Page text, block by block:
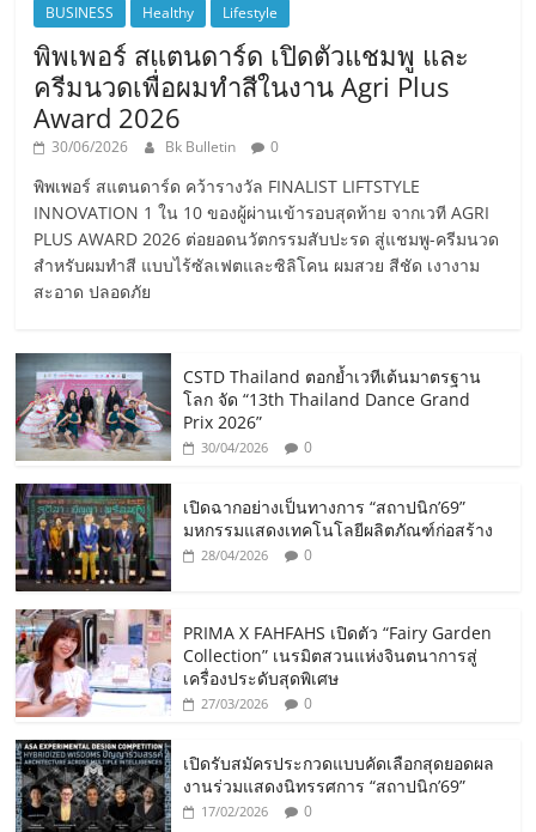
BUSINESS Healthy Lifestyle
พิพเพอร์ สแตนดาร์ด เปิดตัวแชมพู และ
ครีมนวดเพื่อผมทำสีในงาน Agri Plus
Award 2026
30/06/2026 Bk Bulletin 0
พิพเพอร์ สแตนดาร์ด คว้ารางวัล FINALIST LIFTSTYLE
INNOVATION 1 ใน 10 ของผู้ผ่านเข้ารอบสุดท้าย จากเวที AGRI
PLUS AWARD 2026 ต่อยอดนวัตกรรมสับปะรด สู่แชมพู-ครีมนวด
สำหรับผมทำสี แบบไร้ซัลเฟตและซิลิโคน ผมสวย สีชัด เงางาม
สะอาด ปลอดภัย
CSTD Thailand ตอกย้ำเวทีเต้นมาตรฐาน
โลก จัด “13th Thailand Dance Grand
Prix 2026”
30/04/2026 0
เปิดฉากอย่างเป็นทางการ “สถาปนิก’69”
มหกรรมแสดงเทคโนโลยีผลิตภัณฑ์ก่อสร้าง
28/04/2026 0
PRIMA X FAHFAHS เปิดตัว “Fairy Garden
Collection” เนรมิตสวนแห่งจินตนาการสู่
เครื่องประดับสุดพิเศษ
27/03/2026 0
เปิดรับสมัครประกวดแบบคัดเลือกสุดยอดผล
งานร่วมแสดงนิทรรศการ “สถาปนิก’69”
17/02/2026 0